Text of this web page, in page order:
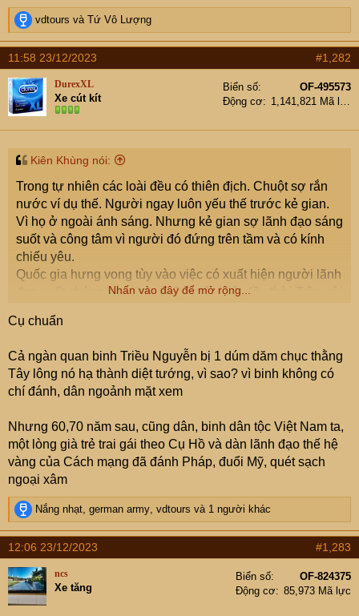
R
e
a
c
t
i
o
n
s
vdtours và Tứ Vô Lượng
11:58 23/12/2023 #1,282
DurexXL
Xe cút kít
Biển số
OF-495573
Động cơ
Kiên Khùng nói:
Trong tự nhiên các loài đều có thiên địch. Chuột sợ rắn
nước ví dụ thế. Người ngay luôn yếu thế trước kẻ gian.
Vì họ ở ngoài ánh sáng. Nhưng kẻ gian sợ lãnh đạo sáng
suốt và công tâm vì người đó đứng trên tầm và có kính
chiếu yêu.
Quốc gia hưng vong tùy vào việc có xuất hiện người lãnh
đạo xuất chúng hay không. Dân tộc Việt đầu thời Trần với
nhìn của Trần Thủ Độ và thế trận vua tôi đồng lòng, nhân
Nguyên.
Cũng dân tộc Việt đó, thậm chí giàu mạnh hơn, to hơn,
đông dân hơn nhưng đến thời Hồ Quý Ly, dân bắt vua đi
Tài, tâm và tầm của nhà lãnh đạo quyết định vận hội của
cả dân tộc.
Nhân tiện, năm 2023 có những việc âm thầm mà quan
trọng số 1 đang làm: xây dựng, cải tiến thể chế.
Phó Thủ tướng: Chị Trà gọi điện cho tôi nhiều nhất để thúc đẩy công việc
“Tôi phụ trách 10 bộ, chị Trà là người nhắn tin gọi điện
cho tôi nhiều nhất, các thứ trưởng cũng vậy để thúc
đẩy công việc”.
Nhấn vào đây để mở rộng...
Cụ chuẩn
Cả ngàn quan binh Triều Nguyễn bị 1 dúm dăm chục thằng
Tây lông nó hạ thành diệt tướng, vì sao? vì binh không có
chí đánh, dân ngoảnh mặt xem
Nhưng 60,70 năm sau, cũng dân, binh dân tộc Việt Nam ta,
một lòng già trẻ trai gái theo Cụ Hồ và dàn lãnh đạo thế hệ
vàng của Cách mạng đã đánh Pháp, đuổi Mỹ, quét sạch
ngoại xâm
R
e
a
c
t
i
o
n
Nắng nhạt german army vdtours và 1 người khác
12:06 23/12/2023 #1,283
ncs
Xe tăng
Biển số
OF-824375
Động cơ
85,973 Mã lực